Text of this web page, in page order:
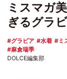
ミスマガ
ぎるグラ
グラビア 水着 ミ
麻倉瑞季
DOLCE編集部